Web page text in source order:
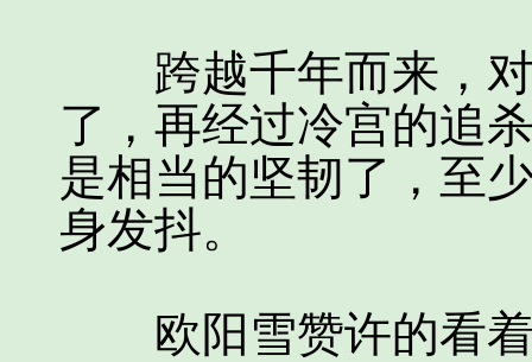
跨越千年而来，对
了，再经过冷宫的追
是相当的坚韧了，至
身发抖。
欧阳雪赞许的看着